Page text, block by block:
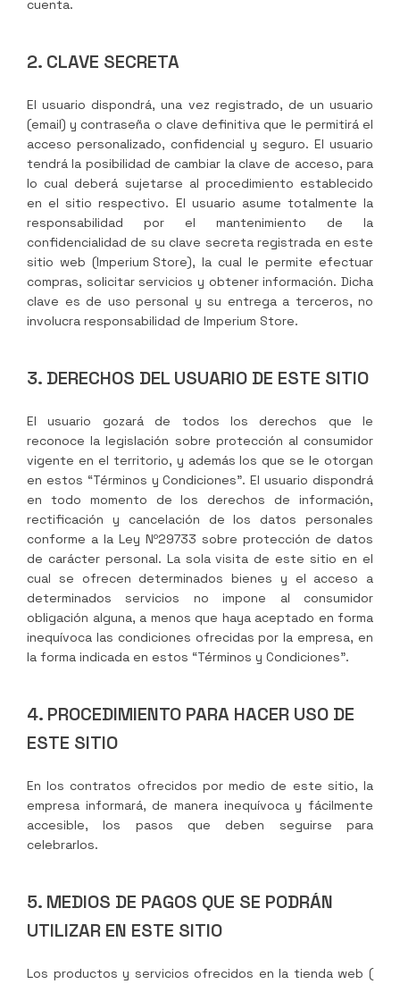
cuenta.
2. CLAVE SECRETA
El usuario dispondrá, una vez registrado, de un usuario
(email) y contraseña o clave definitiva que le permitirá el
acceso personalizado, confidencial y seguro. El usuario
tendrá la posibilidad de cambiar la clave de acceso, para
lo cual deberá sujetarse al procedimiento establecido
en el sitio respectivo. El usuario asume totalmente la
responsabilidad por el mantenimiento de la
confidencialidad de su clave secreta registrada en este
sitio web (Imperium Store), la cual le permite efectuar
compras, solicitar servicios y obtener información. Dicha
clave es de uso personal y su entrega a terceros, no
involucra responsabilidad de Imperium Store.
3. DERECHOS DEL USUARIO DE ESTE SITIO
El usuario gozará de todos los derechos que le
reconoce la legislación sobre protección al consumidor
vigente en el territorio, y además los que se le otorgan
en estos “Términos y Condiciones”. El usuario dispondrá
en todo momento de los derechos de información,
rectificación y cancelación de los datos personales
conforme a la Ley Nº29733 sobre protección de datos
de carácter personal. La sola visita de este sitio en el
cual se ofrecen determinados bienes y el acceso a
determinados servicios no impone al consumidor
obligación alguna, a menos que haya aceptado en forma
inequívoca las condiciones ofrecidas por la empresa, en
la forma indicada en estos “Términos y Condiciones”.
4. PROCEDIMIENTO PARA HACER USO DE
ESTE SITIO
En los contratos ofrecidos por medio de este sitio, la
empresa informará, de manera inequívoca y fácilmente
accesible, los pasos que deben seguirse para
celebrarlos.
5. MEDIOS DE PAGOS QUE SE PODRÁN
UTILIZAR EN ESTE SITIO
Los productos y servicios ofrecidos en la tienda web (